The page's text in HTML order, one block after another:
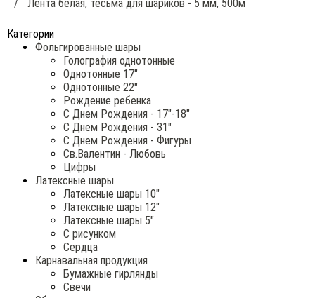
Лента белая, тесьма для шариков - 5 мм, 500м
Категории
Фольгированные шары
Голография однотонные
Однотонные 17"
Однотонные 22"
Рождение ребенка
С Днем Рождения - 17"-18"
С Днем Рождения - 31"
С Днем Рождения - Фигуры
Св.Валентин - Любовь
Цифры
Латексные шары
Латексные шары 10"
Латексные шары 12"
Латексные шары 5"
С рисунком
Сердца
Карнавальная продукция
Бумажные гирлянды
Свечи